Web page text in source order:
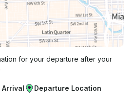
for your departure after your
Arrival
Departure Location